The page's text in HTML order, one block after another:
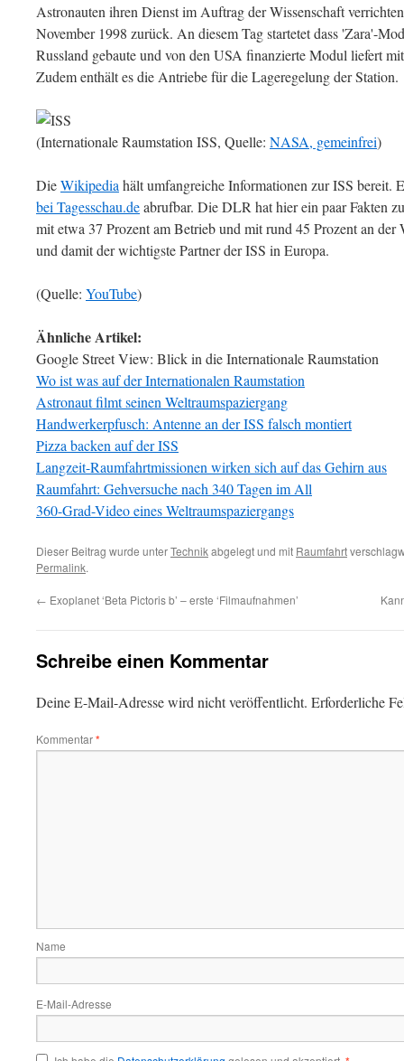
Astronauten ihren Dienst im Auftrag der Wissenschaft
November 1998 zurück. An diesem Tag startetet dass 'Zara'-
Russland gebaute und von den USA finanzierte Modul liefert
Zudem enthält es die Antriebe für die Lageregelung der Station.
(Internationale Raumstation ISS, Quelle: NASA, gemeinfrei)
DieWikipedia hält umfangreiche Informationen zur ISS bereit.
bei Tagesschau.deabrufbar. Die DLR hat hier ein paar Fakten
mit etwa 37 Prozent am Betrieb und mit rund 45 Prozent an der
und damit der wichtigste Partner der ISS in Europa.
(Quelle: YouTube)
Ähnliche Artikel:
Google Street View: Blick in die Internationale Raumstation
Wo ist was auf der Internationalen Raumstation
Astronaut filmt seinen Weltraumspaziergang
Handwerkerpfusch: Antenne an der ISS falsch montiert
Pizza backen auf der ISS
Langzeit-Raumfahrtmissionen wirken sich auf das Gehirn aus
Raumfahrt: Gehversuche nach 340 Tagen im All
360-Grad-Video eines Weltraumspaziergangs
Dieser Beitrag wurde unterTechnikabgelegt und mit Raumfahrt
Permalink.
← Exoplanet ‘Beta Pictoris b’ – erste ‘Filmaufnahmen’
Schreibe einen Kommentar
Deine E-Mail-Adresse wird nicht veröffentlicht. Erforderliche
Kommentar*
Name
E-Mail-Adresse